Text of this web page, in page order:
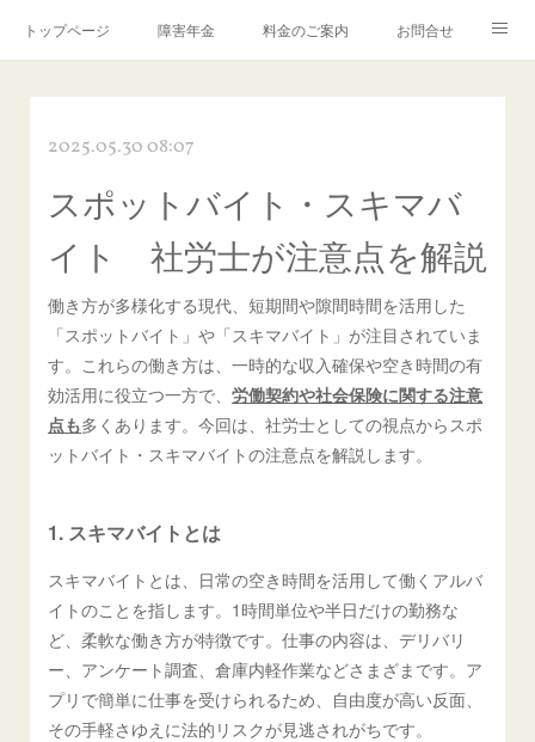
トップページ 障害年金 料金のご案内 お問合せ
2025.05.30 08:07
スポットバイト・スキマバ
イト 社労士が注意点を解説
働き方が多様化する現代、短期間や隙間時間を活用した
「スポットバイト」や「スキマバイト」が注目されていま
す。これらの働き方は、一時的な収入確保や空き時間の有
効活用に役立つ一方で、労働契約や社会保険に関する注意
点も多くあります。今回は、社労士としての視点からスポ
ットバイト・スキマバイトの注意点を解説します。
1. スキマバイトとは
スキマバイトとは、日常の空き時間を活用して働くアルバ
イトのことを指します。1時間単位や半日だけの勤務な
ど、柔軟な働き方が特徴です。仕事の内容は、デリバリ
ー、アンケート調査、倉庫内軽作業などさまざまです。ア
プリで簡単に仕事を受けられるため、自由度が高い反面、
その手軽さゆえに法的リスクが見逃されがちです。